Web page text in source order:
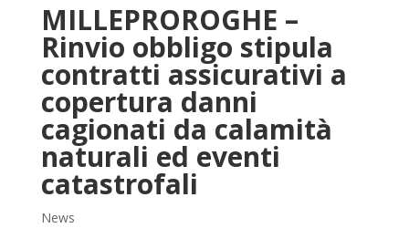
MILLEPROROGHE –
Rinvio obbligo stipula
contratti assicurativi a
copertura danni
cagionati da calamità
naturali ed eventi
catastrofali
News